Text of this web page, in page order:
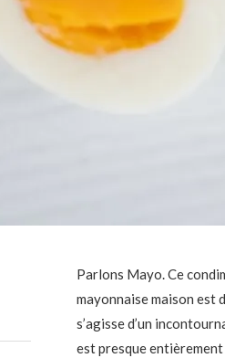
Parlons Mayo. Ce
mayonnaise maison est
s’agisse d’un
est presque entièrement